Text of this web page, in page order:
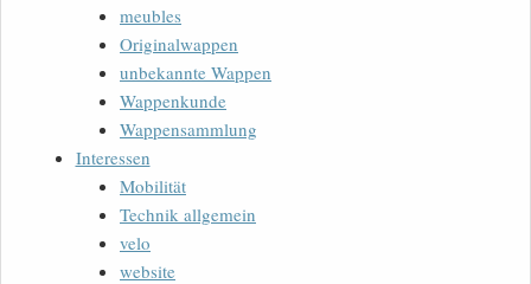
meubles
Originalwappen
unbekannte Wappen
Wappenkunde
Wappensammlung
Interessen
Mobilität
Technik allgemein
velo
website